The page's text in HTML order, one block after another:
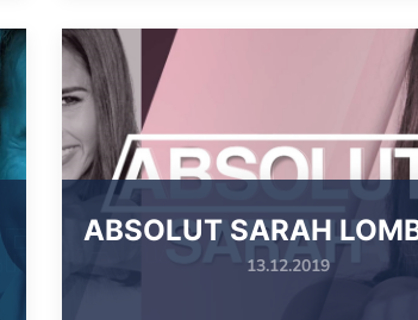
ABSOLUT SARAH
13.12.2019